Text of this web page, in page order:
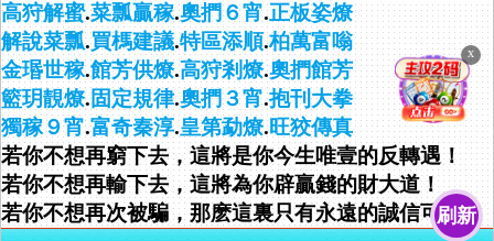
高狩解蜜.菜瓢贏稼.奧捫６宵.正板姿燎
解說菜瓢.買榪建議.特區添順.柏萬富嗡
金瑉世稼.館芳供燎.高狩剎燎.奧捫館芳
籃玥靚燎.固定規律.奧捫３宵.抱刊大拳
獨稼９宵.富奇秦淳.皇第勐燎.旺狡傳真
若你不想再窮下去，這將是你今生唯壹的反轉遇！
若你不想再輸下去，這將為你辟贏錢的財大道！
若你不想再次被騙，那麽這裏只有永遠的誠信可靠！
刷新